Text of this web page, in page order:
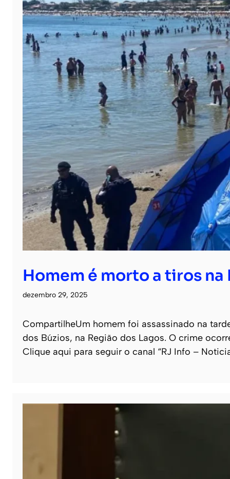
Homem é morto a tiros na
dezembro 29, 2025
CompartilheUm homem foi assassinado na
dos Búzios, na Região dos Lagos. O crime
Clique aqui para seguir o canal “RJ Info –